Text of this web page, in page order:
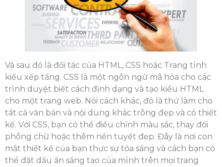
Và sau đó là đối tác của HTML, CSS hoặc Trang tính
kiểu xếp tầng. CSS là một ngôn ngữ mã hóa cho các
trình duyệt biết cách định dạng và tạo kiểu HTML
cho một trang web. Nói cách khác, đó là thứ làm cho
tất cả văn bản và nội dung khác trông đẹp và có thiết
kế. Với CSS, bạn có thể điều chỉnh màu sắc, thay đổi
phông chữ hoặc thêm nền tuyệt đẹp. Đây là nơi con
mắt thiết kế của bạn thực sự tỏa sáng và cách bạn có
thể đặt dấu ấn sáng tạo của mình trên mọi trang